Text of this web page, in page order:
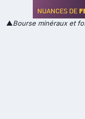
▲Bourse minéraux et